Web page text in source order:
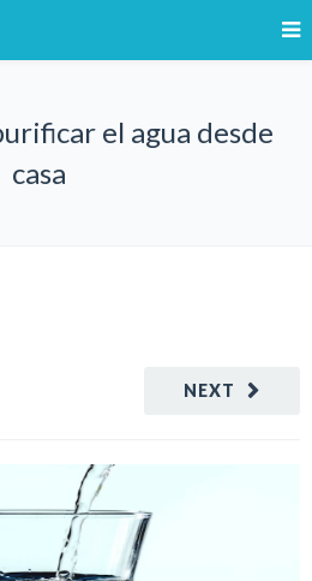
el agua desde
casa
NEXT